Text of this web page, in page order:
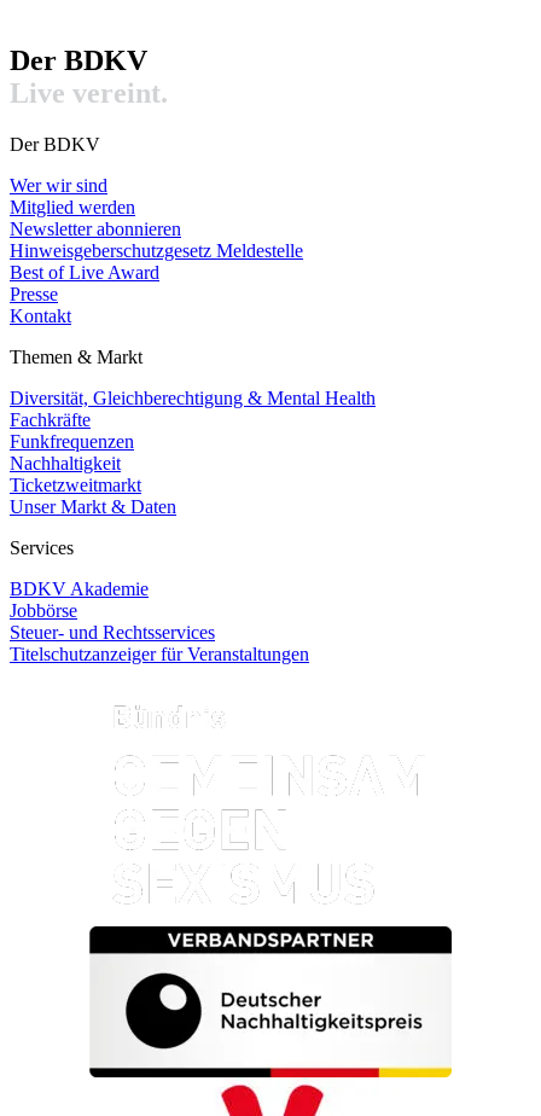
Der BDKV​
Live vereint.
Der BDKV
Wer wir sind
Mitglied werden
Newsletter abonnieren
Hinweisgeberschutzgesetz Meldestelle
Best of Live Award
Presse
Kontakt
Themen & Markt
Diversität, Gleichberechtigung & Mental Health
Fachkräfte
Funkfrequenzen
Nachhaltigkeit
Ticketzweitmarkt
Unser Markt & Daten
Services
BDKV Akademie
Jobbörse
Steuer- und Rechtsservices
Titelschutzanzeiger für Veranstaltungen